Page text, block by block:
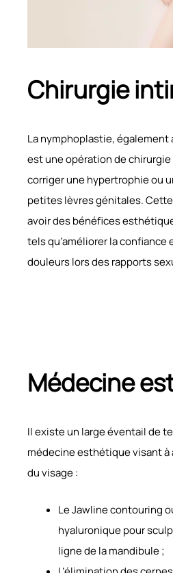
Chirurgie
La nymphoplastie,
est une opération de
corriger une hypertrophie ou
petites lèvres génitales.
avoir des bénéfices
tels qu’améliorer la confiance
douleurs lors des rapports
Médecine
Il existe un large éventail de
médecine esthétique visant à
du visage :
Le Jawline contouring
hyaluronique pour
ligne de la mandibule ;